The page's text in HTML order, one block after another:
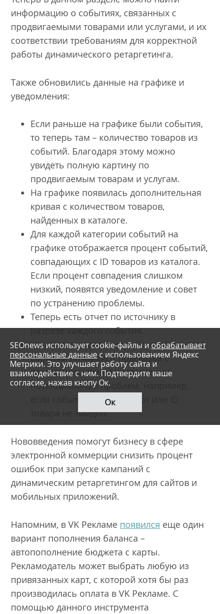
информацию о событиях, связанных с
продвигаемыми товарами или услугами, и их
соответствии требованиям для корректной
работы динамического ретаргетинга.
Также обновились данные на графике и
уведомления:
Если раньше на графике были события,
то теперь там – количество товаров из
событий. Благодаря этому можно
увидеть полную картину по
продвигаемым товарам и услугам.
На графике появилась дополнительная
кривая с количеством товаров,
найденных в каталоге.
Для каждой категории событий на
графике отображается процент событий,
совпадающих с ID товаров из каталога.
Если процент совпадения слишком
низкий, появятся уведомление и совет
по устранению проблемы.
Теперь есть отчет по источнику в
разрезе каждого события.
На каждом этапе настройки e-commerce
событий появились подсказки с
рекомендациями по устранению
потенциальных проблем: например,
если события не поступают или ID
товара не найден.
Нововведения помогут бизнесу в сфере
электронной коммерции снизить процент
ошибок при запуске кампаний с
динамическим ретаргетингом для сайтов и
мобильных приложений.
Напомним, в VK Рекламе появился еще один
вариант пополнения баланса –
автопополнение бюджета с карты.
Рекламодатель может выбрать любую из
привязанных карт, с которой хотя бы раз
производилась оплата в VK Рекламе. С
помощью данного инструмента
SEOnews использует cookie-файлы и обрабатывает
персональные данныес использованием Яндекс
Метрики. Это улучшает работу сайта и
взаимодействие с ним. Подтвердите ваше
согласие, нажав кнопу Ок.
Ок